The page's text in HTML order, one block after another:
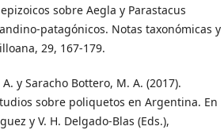
sobre Aegla y Parastacus
patagónicos. Notas taxonómicas y
29, 167-179.
y Saracho Bottero, M. A. (2017).
sobre poliquetos en Argentina. En
y V. H. Delgado-Blas (Eds.),